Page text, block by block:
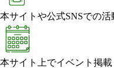
本サイトや公式SNSでの活
本サイト上でイベント掲載